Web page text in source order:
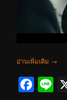
อ่านเพิ่มเติม →